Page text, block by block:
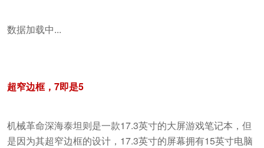
数据加载中...
超窄边框，7即是5
机械革命深海泰坦则是一款17.3英寸的大屏游戏笔记本，但
是因为其超窄边框的设计，17.3英寸的屏幕拥有15英寸电脑